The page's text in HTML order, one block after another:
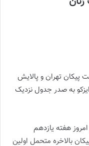
پیکان تهران و پالایش
به صدر جدول نزدیک
هفته یازدهم
بالاخره متحمل اولین